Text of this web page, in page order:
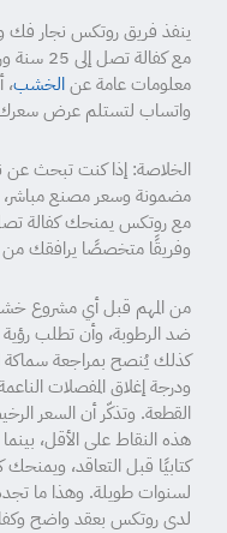
ينفذ فريق روتكس نجار فك
مع
معلومات عامة عنالخشب،
واتساب لتستلم عرض سعرك
الخلاصة: إذا كنت تبحث عن
مضمونة وسعر مصنع
وفريقًا متخصصًا يرافقك
من المهم قبل أي مشروع
ضد الرطوبة، وأن تطلب
ودرجة إغلاق المفصلات
القطعة. وتذكّر أن السعر
هذه النقاط على الأقل،
كتابيًا قبل التعاقد،
لسنوات طويلة. وهذا ما
لدى روتكس بعقد واضح